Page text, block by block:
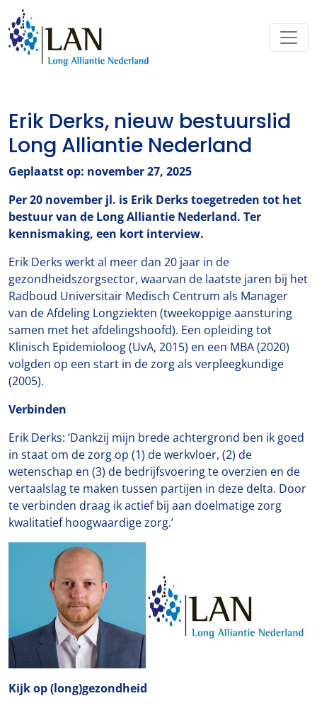
Erik Derks, nieuw bestuurslid
Long Alliantie Nederland
Geplaatst op: november 27, 2025
Per 20 november jl. is Erik Derks toegetreden tot het
bestuur van de Long Alliantie Nederland. Ter
kennismaking, een kort interview.
Erik Derks werkt al meer dan 20 jaar in de
gezondheidszorgsector, waarvan de laatste jaren bij het
Radboud Universitair Medisch Centrum als Manager
van de Afdeling Longziekten (tweekoppige aansturing
samen met het afdelingshoofd). Een opleiding tot
Klinisch Epidemioloog (UvA, 2015) en een MBA (2020)
volgden op een start in de zorg als verpleegkundige
(2005).
Verbinden
Erik Derks: ‘Dankzij mijn brede achtergrond ben ik goed
in staat om de zorg op (1) de werkvloer, (2) de
wetenschap en (3) de bedrijfsvoering te overzien en de
vertaalslag te maken tussen partijen in deze delta. Door
te verbinden draag ik actief bij aan doelmatige zorg
kwalitatief hoogwaardige zorg.’
Kijk op (long)gezondheid